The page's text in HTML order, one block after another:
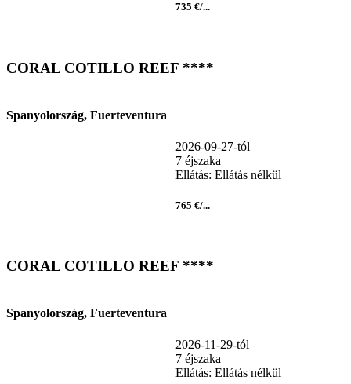
735 €/...
CORAL COTILLO REEF ****
Spanyolország, Fuerteventura
2026-09-27-tól
7 éjszaka
Ellátás: Ellátás nélkül
765 €/...
CORAL COTILLO REEF ****
Spanyolország, Fuerteventura
2026-11-29-tól
7 éjszaka
Ellátás: Ellátás nélkül